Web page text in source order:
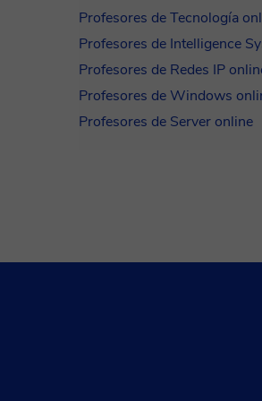
Profesores de Tecnología
Profesores de Intelligence
Profesores de Redes IP
Profesores de Windows
Profesores de Server online